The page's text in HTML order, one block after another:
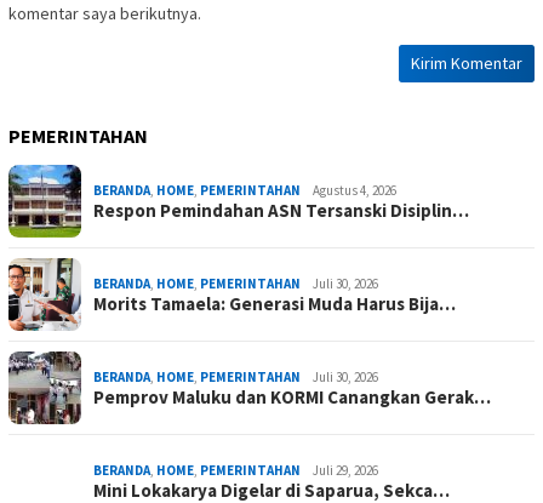
komentar saya berikutnya.
PEMERINTAHAN
BERANDA, HOME, PEMERINTAHAN Agustus 4, 2026
Respon Pemindahan ASN Tersanski Disiplin…
BERANDA, HOME, PEMERINTAHAN Juli 30, 2026
Morits Tamaela: Generasi Muda Harus Bija…
BERANDA, HOME, PEMERINTAHAN Juli 30, 2026
Pemprov Maluku dan KORMI Canangkan Gerak…
BERANDA, HOME, PEMERINTAHAN Juli 29, 2026
Mini Lokakarya Digelar di Saparua, Sekca…